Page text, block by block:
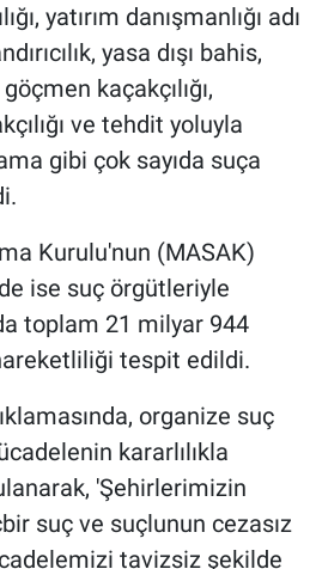
yatırım danışmanlığı adı
yasa dışı bahis,
kaçakçılığı,
ve tehdit yoluyla
gibi çok sayıda suça
Kurulu'nun (MASAK)
ise suç örgütleriyle
toplam 21 milyar 944
tespit edildi.
organize suç
kararlılıkla
'Şehirlerimizin
suç ve suçlunun cezasız
tavizsiz şekilde